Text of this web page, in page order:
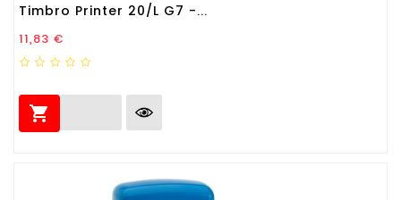
Timbro Printer 20/L G7 -...
Prezzo
11,83 €
